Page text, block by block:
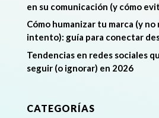
en su comunicación (y cómo
Cómo humanizar tu marca (y no
intento): guía para conectar
Tendencias en redes sociales
seguir (o ignorar) en 2026
CATEGORÍAS